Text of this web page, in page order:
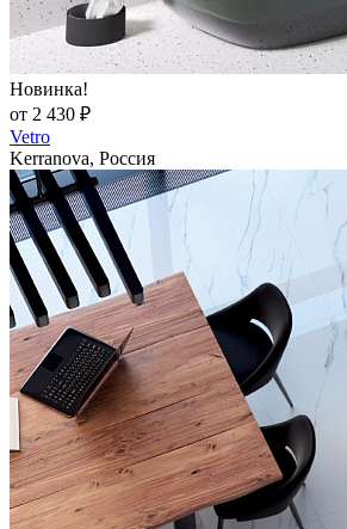
Новинка!
от 2 430 ₽
Vetro
Kerranova, Россия